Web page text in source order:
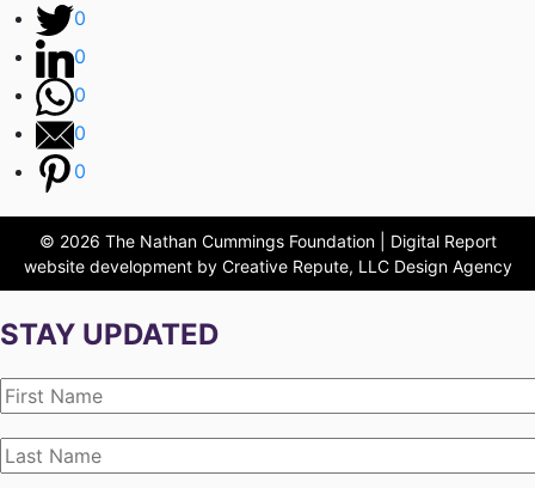
0
0
0
0
0
© 2026 The Nathan Cummings Foundation | Digital Report
website development by Creative Repute, LLC Design Agency
STAY UPDATED